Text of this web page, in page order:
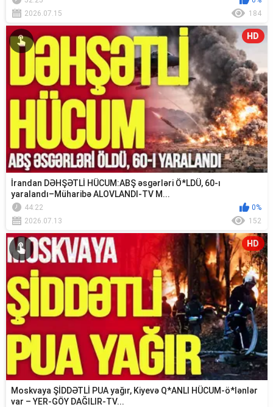
2026.07.15
184
HD
İrandan DƏHŞƏTLİ HÜCUM:ABŞ əsgərləri Ö*LDÜ, 60-ı
yaralandı–Müharibə ALOVLANDI-TV M...
44:22
0%
2026.07.13
152
HD
Moskvaya ŞİDDƏTLİ PUA yağır, Kiyevə Q*ANLI HÜCUM-ö*lənlər
var – YER-GÖY DAĞILIR-TV...